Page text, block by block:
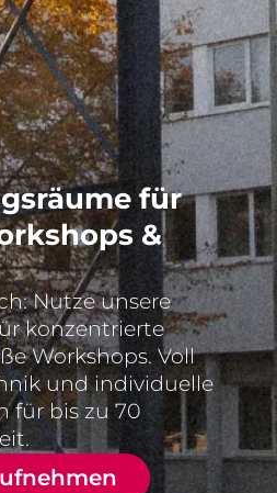
für
&
Nutze unsere
konzentrierte
Workshops. Voll
und individuelle
für bis zu 70